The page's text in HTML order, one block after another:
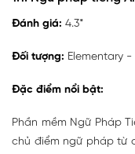
Đánh giá: 4.3*
Đối tượng: Elementary
Đặc điểm nổi bật:
Phần mềm Ngữ Pháp
chủ điểm ngữ pháp từ